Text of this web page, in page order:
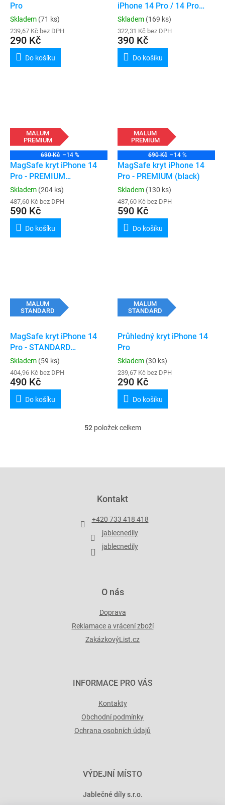
Pro
Skladem (71 ks)
239,67 Kč bez DPH
290 Kč
Do košíku
iPhone 14 Pro / 14 Pro
Max
Skladem (169 ks)
322,31 Kč bez DPH
390 Kč
Do košíku
MALUM
PREMIUM
690 Kč –14 %
MagSafe kryt iPhone 14
Pro - PREMIUM
(transparent)
Skladem (204 ks)
487,60 Kč bez DPH
590 Kč
Do košíku
MALUM
PREMIUM
690 Kč –14 %
MagSafe kryt iPhone 14
Pro - PREMIUM (black)
Skladem (130 ks)
487,60 Kč bez DPH
590 Kč
Do košíku
MALUM
STANDARD
MagSafe kryt iPhone 14
Pro - STANDARD
(transparent)
Skladem (59 ks)
404,96 Kč bez DPH
490 Kč
Do košíku
MALUM
STANDARD
Průhledný kryt iPhone 14
Pro
Skladem (30 ks)
239,67 Kč bez DPH
290 Kč
Do košíku
O
d
í
r
v
k
y
s
52položek celkem
Kontakt
+420 733 418 418
jablecnedily
jablecnedily
O nás
Doprava
Reklamace a vrácení zboží
ZakázkovýList.cz
INFORMACE PRO VÁS
Kontakty
Obchodní podmínky
Ochrana osobních údajů
VÝDEJNÍ MÍSTO
Jablečné díly s.r.o.